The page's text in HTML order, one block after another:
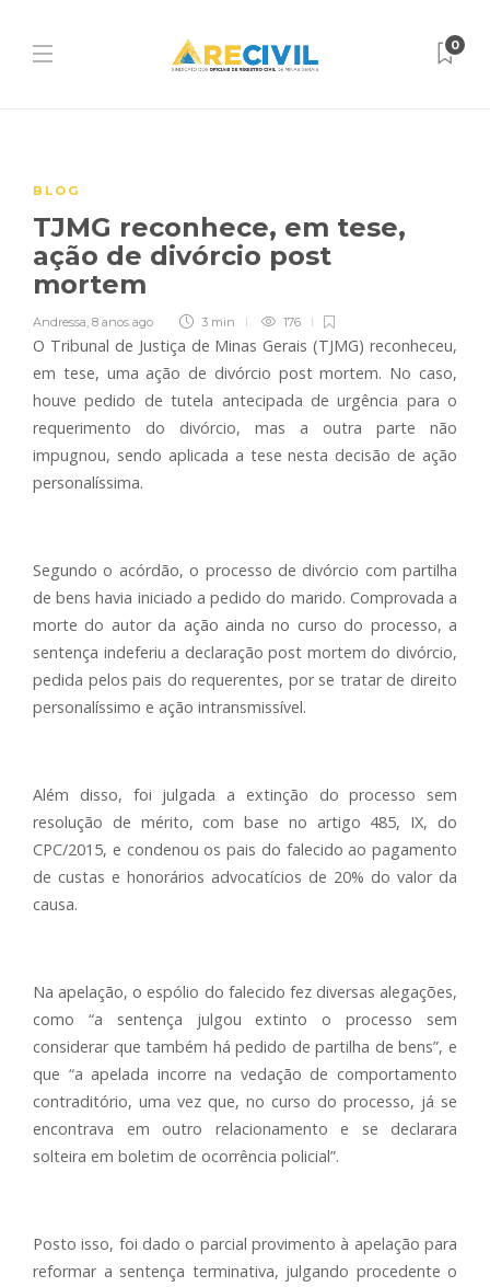
0
BLOG
TJMG reconhece, em tese,
ação de divórcio post
mortem
Andressa, 8 anos ago 3 min 176
O Tribunal de Justiça de Minas Gerais (TJMG) reconheceu,
em tese, uma ação de divórcio post mortem. No caso,
houve pedido de tutela antecipada de urgência para o
requerimento do divórcio, mas a outra parte não
impugnou, sendo aplicada a tese nesta decisão de ação
personalíssima.
Segundo o acórdão, o processo de divórcio com partilha
de bens havia iniciado a pedido do marido. Comprovada a
morte do autor da ação ainda no curso do processo, a
sentença indeferiu a declaração post mortem do divórcio,
pedida pelos pais do requerentes, por se tratar de direito
personalíssimo e ação intransmissível.
Além disso, foi julgada a extinção do processo sem
resolução de mérito, com base no artigo 485, IX, do
CPC/2015, e condenou os pais do falecido ao pagamento
de custas e honorários advocatícios de 20% do valor da
causa.
Na apelação, o espólio do falecido fez diversas alegações,
como “a sentença julgou extinto o processo sem
considerar que também há pedido de partilha de bens”, e
que “a apelada incorre na vedação de comportamento
contraditório, uma vez que, no curso do processo, já se
encontrava em outro relacionamento e se declarara
solteira em boletim de ocorrência policial”.
Posto isso, foi dado o parcial provimento à apelação para
reformar a sentença terminativa, julgando procedente o